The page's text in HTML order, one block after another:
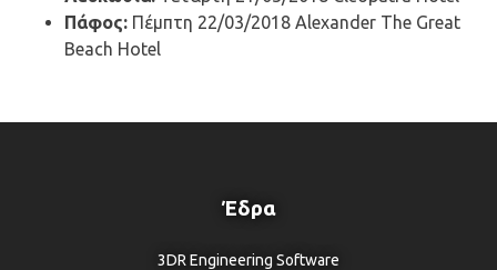
Πάφος: Πέμπτη 22/03/2018 Alexander The Great
Beach Hotel
Έδρα
3DR Engineering Software